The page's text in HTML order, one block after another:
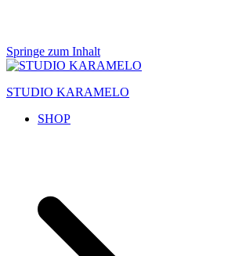
Springe zum Inhalt
STUDIO KARAMELO
SHOP